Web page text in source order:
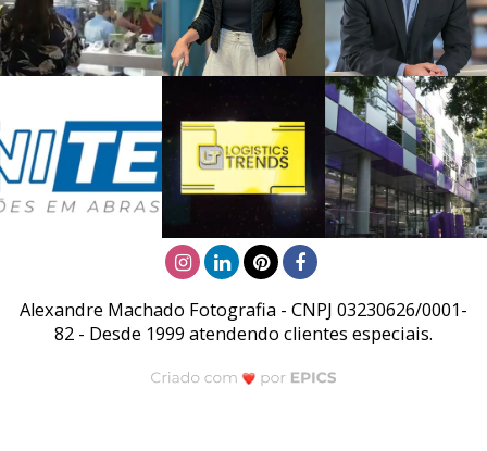
Alexandre Machado Fotografia - CNPJ 03230626/0001-
82 - Desde 1999 atendendo clientes especiais.